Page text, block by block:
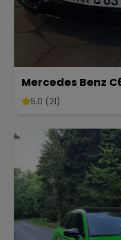
Mercedes Benz
5.0 (21)